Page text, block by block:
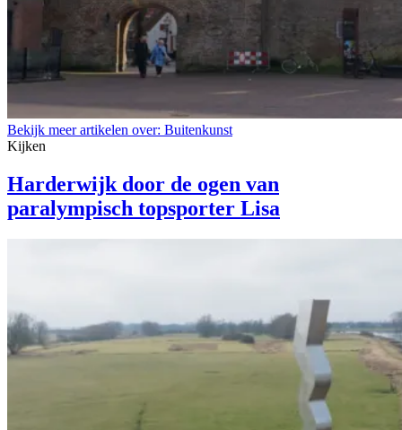
Bekijk meer artikelen over: Buitenkunst
Kijken
Harderwijk door de ogen van
paralympisch topsporter Lisa